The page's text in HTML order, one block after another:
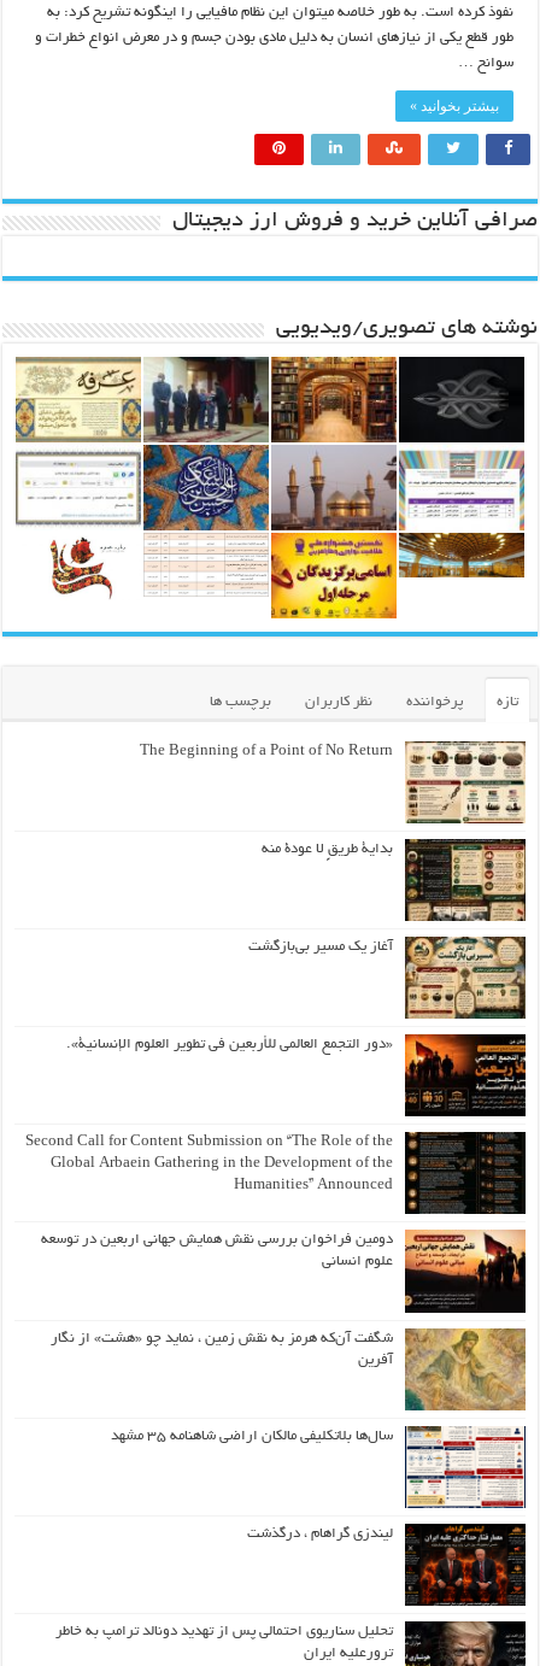
نفوذ کرده است. به طور خلاصه میتوان این نظام مافیایی را اینگونه تشریح کرد: به
طور قطع یکی از نیازهای انسان به دلیل مادی بودن جسم و در معرض انواع خطرات و
سوانح …
بیشتر بخوانید »
صرافی آنلاین خرید و فروش ارز دیجیتال
نوشته های تصویری/ویدیویی
تازه پرخواننده نظر کاربران برچسب ها
The Beginning of a Point of No Return
بداية طريقٍ لا عودة منه
آغاز یک مسیر بی‌بازگشت
«دور التجمع العالمي للأربعين في تطوير العلوم الإنسانية».
Second Call for Content Submission on “The Role of the
Global Arbaein Gathering in the Development of the
Humanities” Announced
دومین فراخوان بررسی نقش همایش جهانی اربعین در توسعه
علوم انسانی
شگفت آن‌که هرمز به نقش زمین ، نماید چو «هشت» از نگار
آفرین
سال‌ها بلاتکلیفی مالکان اراضی شاهنامه ۳۵ مشهد
لیندزی گراهام ، درگذشت
تحلیل سناریوی احتمالی پس از تهدید دونالد ترامپ به خاطر
ترورعلیه ایران